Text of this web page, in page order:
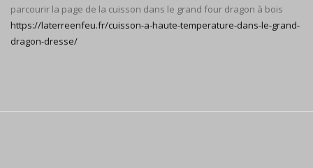
parcourir la page de la cuisson dans le grand four dragon à bois
https://laterreenfeu.fr/cuisson-a-haute-temperature-dans-le-grand-
dragon-dresse/